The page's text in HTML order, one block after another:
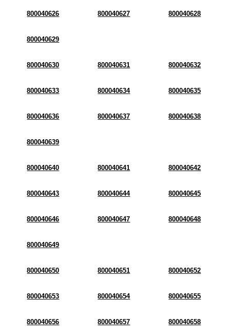
800040626 800040627 800040628
800040629
800040630 800040631 800040632
800040633 800040634 800040635
800040636 800040637 800040638
800040639
800040640 800040641 800040642
800040643 800040644 800040645
800040646 800040647 800040648
800040649
800040650 800040651 800040652
800040653 800040654 800040655
800040656 800040657 800040658